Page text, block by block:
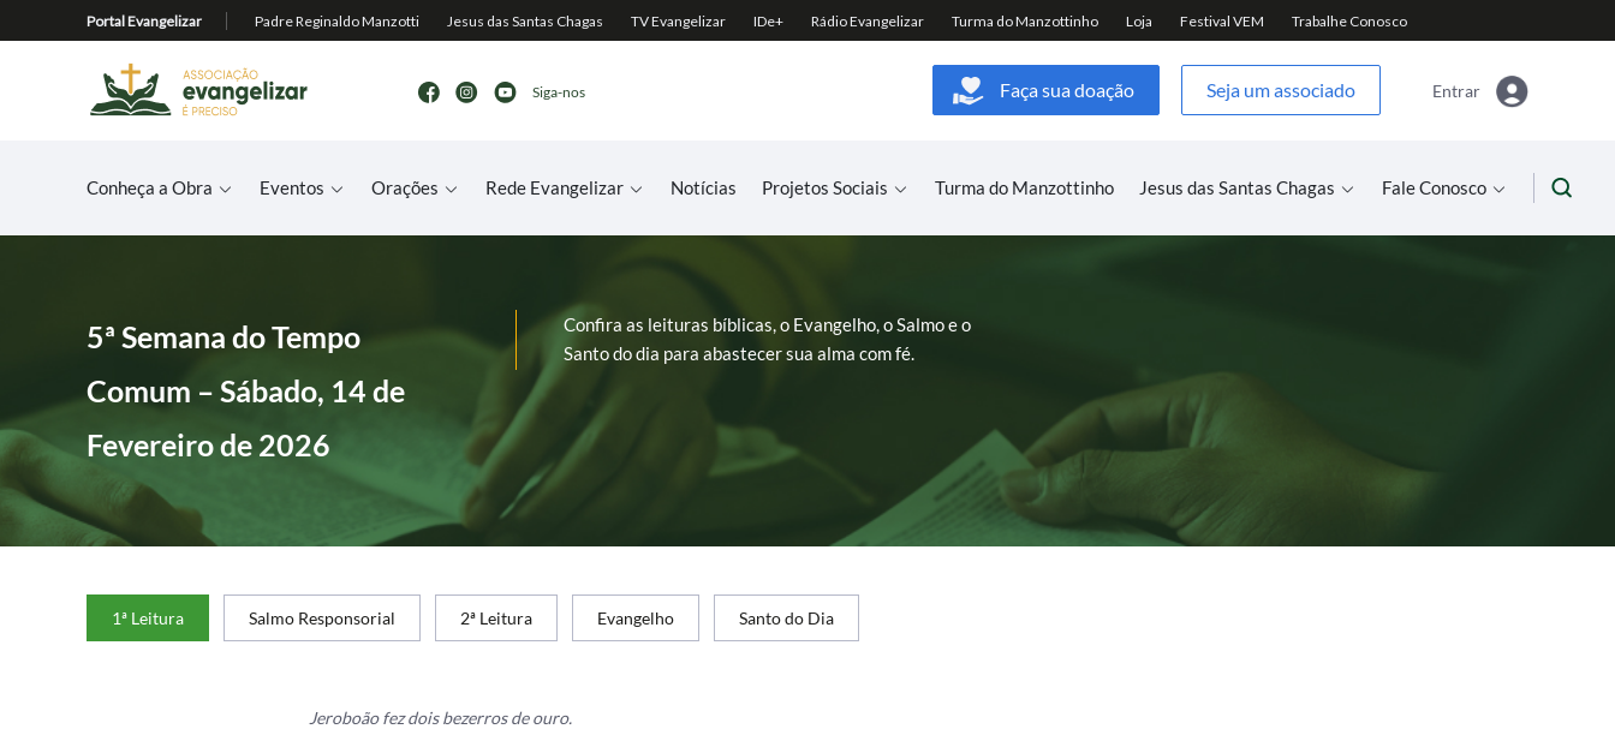
Siga-nos Faça sua doação Seja um associado Entrar
Conheça a Obra Eventos Orações Rede Evangelizar Notícias Projetos Sociais Turma do Manzottinho Jesus das Santas Chagas Fale Conosco
5ª Semana do Tempo
Comum – Sábado, 14 de
Fevereiro de 2026
Confira as leituras bíblicas, o Evangelho, o Salmo e o
Santo do dia para abastecer sua alma com fé.
1ª Leitura Salmo Responsorial 2ª Leitura Evangelho Santo do Dia
Jeroboão fez dois bezerros de ouro.